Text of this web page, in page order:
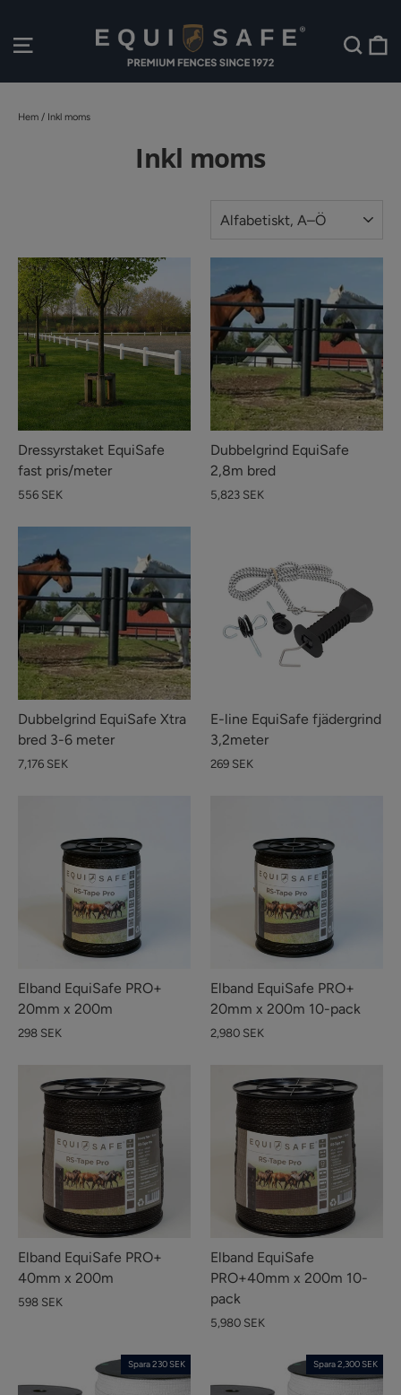
innehållet
Webbplatsnavigering Sök
Hem / Inkl moms
Inkl moms
Dressyrstaket EquiSafe
fast pris/meter
556 SEK
Dubbelgrind EquiSafe
2,8m bred
5,823 SEK
Dubbelgrind EquiSafe Xtra
bred 3-6 meter
7,176 SEK
E-line EquiSafe fjädergrind
3,2meter
269 SEK
Elband EquiSafe PRO+
20mm x 200m
298 SEK
Elband EquiSafe PRO+
20mm x 200m 10-pack
2,980 SEK
Elband EquiSafe PRO+
40mm x 200m
598 SEK
Elband EquiSafe
PRO+40mm x 200m 10-
pack
5,980 SEK
Spara 230 SEK Spara 2,300 SEK